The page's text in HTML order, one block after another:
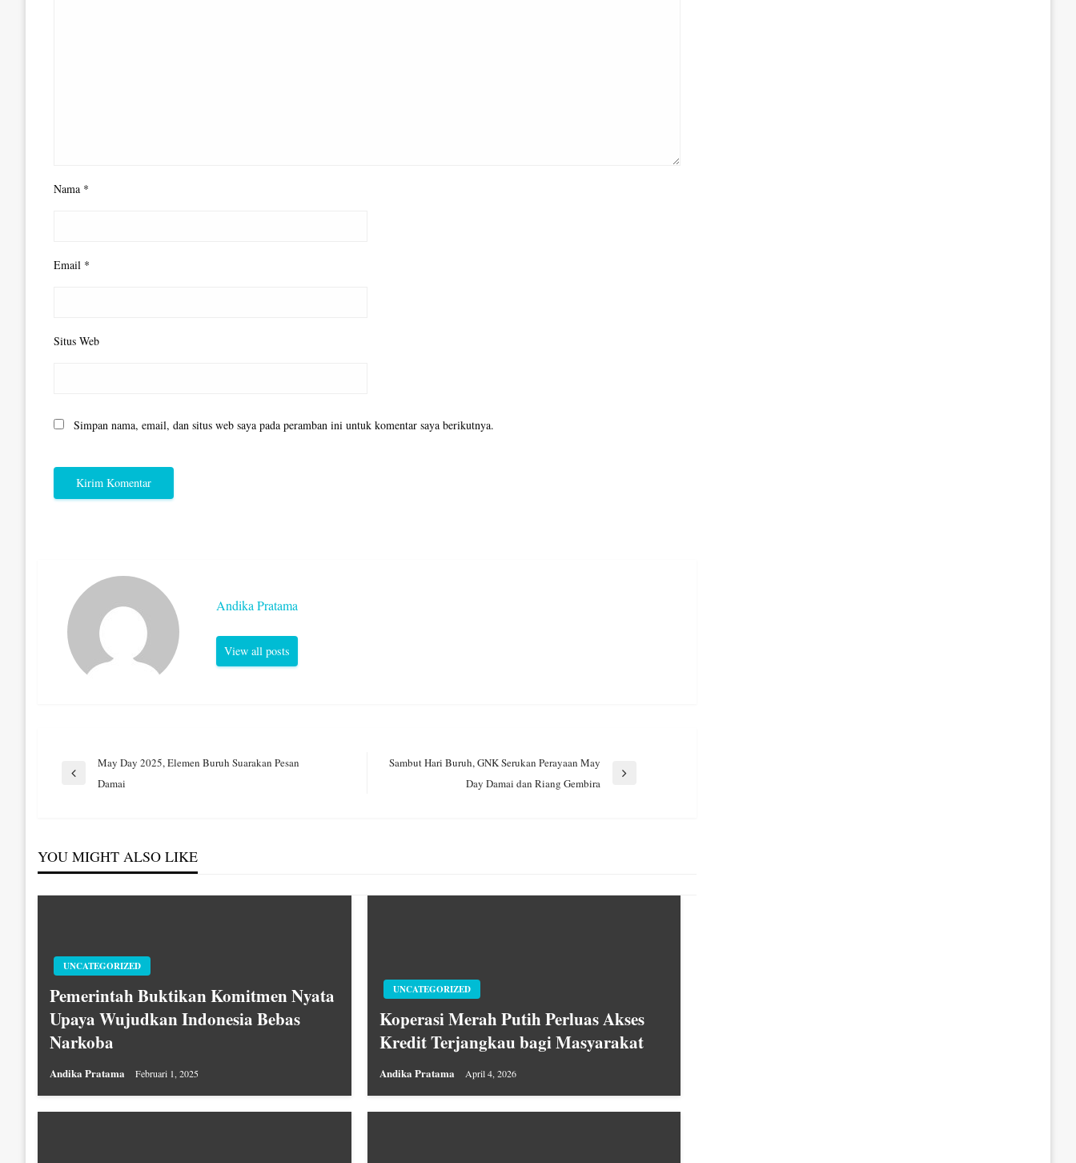
Nama *
Email *
Situs Web
Simpan nama, email, dan situs web saya pada peramban ini untuk komentar saya berikutnya.
Andika Pratama
View all posts
Navigasi
Previous
May Day 2025, Elemen Buruh Suarakan Pesan
Damai
Sambut Hari Buruh, GNK Serukan Perayaan May
Day Damai dan Riang Gembira
YOU MIGHT ALSO LIKE
UNCATEGORIZED
Pemerintah Buktikan Komitmen Nyata
Upaya Wujudkan Indonesia Bebas
Narkoba
Andika Pratama Februari 1, 2025
UNCATEGORIZED
Koperasi Merah Putih Perluas Akses
Kredit Terjangkau bagi Masyarakat
Andika Pratama April 4, 2026